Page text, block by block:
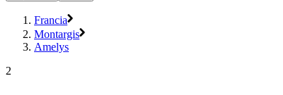
Francia
Montargis
Amelys
2